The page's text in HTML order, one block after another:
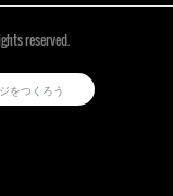
reserved.
をつくろう